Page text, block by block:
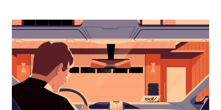
de
te
openen
een
datum
te
selecteren.
Druk